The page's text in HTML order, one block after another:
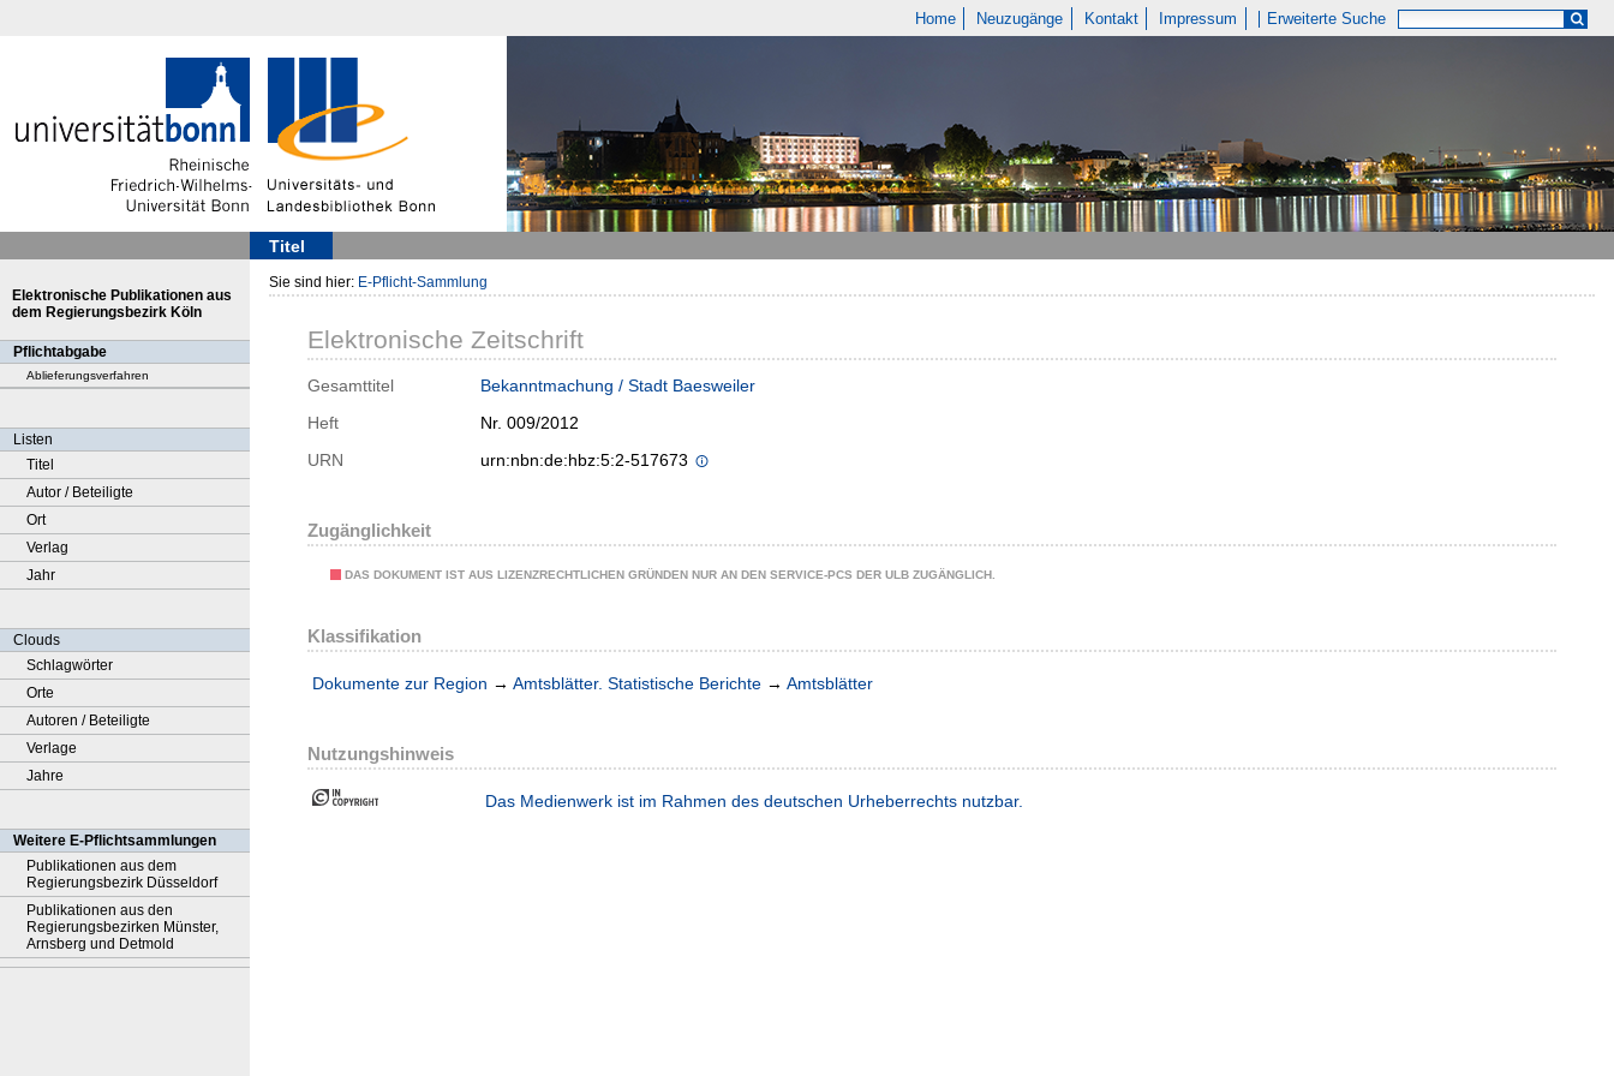
Home Neuzugänge Kontakt Impressum Erweiterte Suche
Titel
Elektronische Publikationen aus
dem Regierungsbezirk Köln
Pflichtabgabe
Ablieferungsverfahren
Listen
Titel
Autor / Beteiligte
Ort
Verlag
Jahr
Clouds
Schlagwörter
Orte
Autoren / Beteiligte
Verlage
Jahre
Weitere E-Pflichtsammlungen
Publikationen aus dem
Regierungsbezirk Düsseldorf
Publikationen aus den
Regierungsbezirken Münster,
Arnsberg und Detmold
Sie sind hier: E-Pflicht-Sammlung
Elektronische Zeitschrift
Gesamttitel
Bekanntmachung / Stadt Baesweiler
Heft
Nr. 009/2012
URN
urn:nbn:de:hbz:5:2-517673
Zugänglichkeit
DAS DOKUMENT IST AUS LIZENZRECHTLICHEN GRÜNDEN NUR AN DEN SERVICE-PCS DER ULB ZUGÄNGLICH.
Klassifikation
Dokumente zur Region → Amtsblätter. Statistische Berichte → Amtsblätter
Nutzungshinweis
Das Medienwerk ist im Rahmen des deutschen Urheberrechts nutzbar.